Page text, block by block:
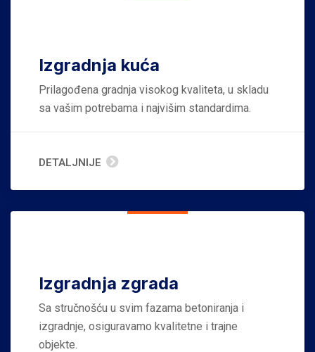
Izgradnja kuća
Prilagođena gradnja visokog kvaliteta, u skladu
sa vašim potrebama i najvišim standardima.
DETALJNIJE
Izgradnja zgrada
Sa stručnošću u svim fazama betoniranja i
izgradnje, osiguravamo kvalitetne i trajne
objekte.